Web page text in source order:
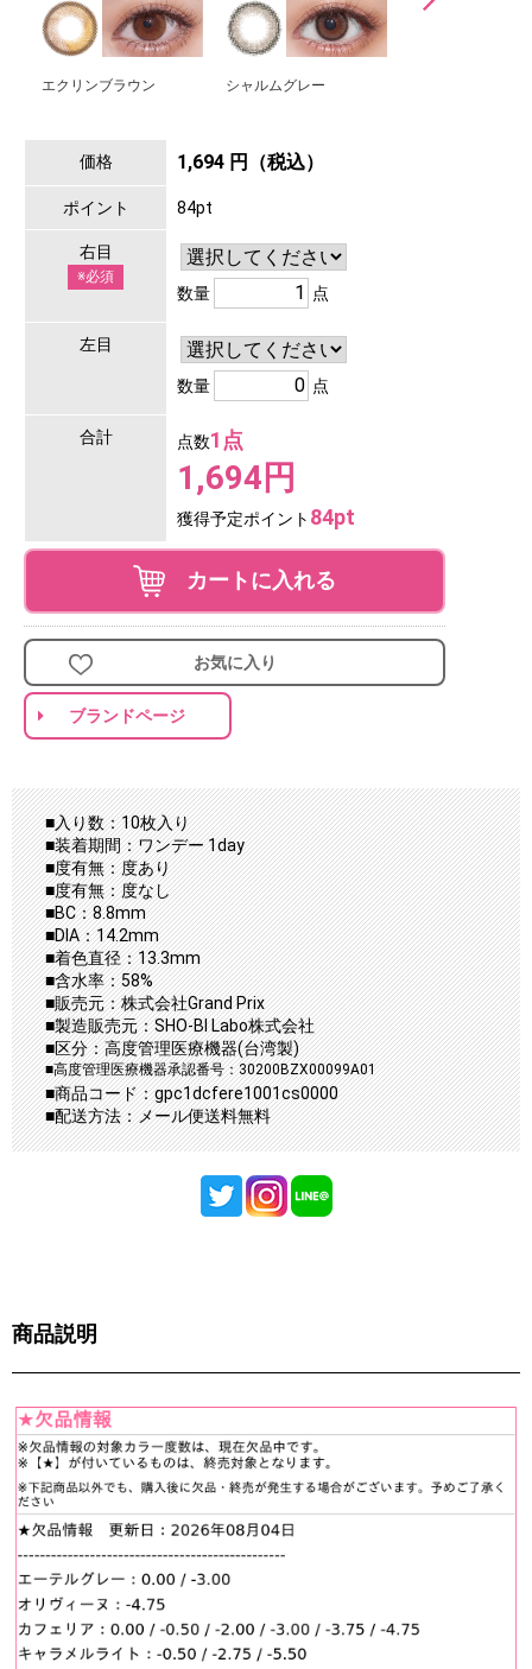
エクリンブラウン シャルムグレー
価格 1,694 円（税込）
ポイント 84pt
右目
※必須
数量 点
左目
数量 点
合計 点数1点
1,694円
獲得予定ポイント 84pt
カートに入れる
お気に入り
ブランドページ
■入り数：10枚入り
■装着期間：ワンデー 1day
■度有無：度あり
■度有無：度なし
■BC：8.8mm
■DIA：14.2mm
■着色直径：13.3mm
■含水率：58%
■販売元：株式会社Grand Prix
■製造販売元：SHO-BI Labo株式会社
■区分：高度管理医療機器(台湾製)
■高度管理医療機器承認番号：30200BZX00099A01
■商品コード：gpc1dcfere1001cs0000
■配送方法：メール便送料無料
商品説明